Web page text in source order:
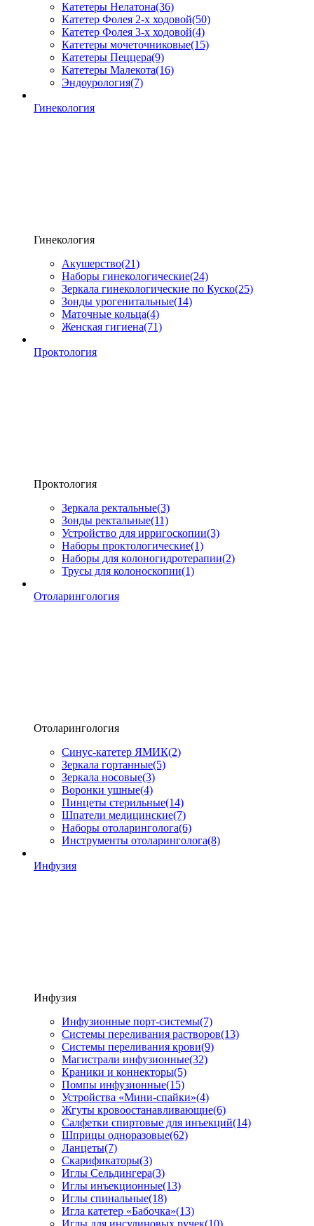
Катетеры Нелатона(36)
Катетер Фолея 2-х ходовой(50)
Катетер Фолея 3-х ходовой(4)
Катетеры мочеточниковые(15)
Катетеры Пеццера(9)
Катетеры Малекота(16)
Эндоурология(7)
Гинекология
Гинекология
Акушерство(21)
Наборы гинекологические(24)
Зеркала гинекологические по Куско(25)
Зонды урогенитальные(14)
Маточные кольца(4)
Женская гигиена(71)
Проктология
Проктология
Зеркала ректальные(3)
Зонды ректальные(11)
Устройство для ирригоскопии(3)
Наборы проктологические(1)
Наборы для колоногидротерапии(2)
Трусы для колоноскопии(1)
Отоларингология
Отоларингология
Синус-катетер ЯМИК(2)
Зеркала гортанные(5)
Зеркала носовые(3)
Воронки ушные(4)
Пинцеты стерильные(14)
Шпатели медицинские(7)
Наборы отоларинголога(6)
Инструменты отоларинголога(8)
Инфузия
Инфузия
Инфузионные порт-системы(7)
Системы переливания растворов(13)
Системы переливания крови(9)
Магистрали инфузионные(32)
Краники и коннекторы(5)
Помпы инфузионные(15)
Устройства «Мини-спайки»(4)
Жгуты кровоостанавливающие(6)
Салфетки спиртовые для инъекций(14)
Шприцы одноразовые(62)
Ланцеты(7)
Скарификаторы(3)
Иглы Сельдингера(3)
Иглы инъекционные(13)
Иглы спинальные(18)
Игла катетер «Бабочка»(13)
Иглы для инсулиновых ручек(10)